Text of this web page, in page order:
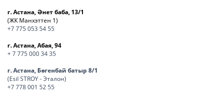
г. Астана, Әнет баба, 13/1
(ЖК Манхэттен 1)
+7 775 053 54 55
г. Астана, Абая, 94
+ 7 775 000 34 35
г. Астана, Бөгенбай батыр 8/1
(Esil STROY - Эталон)
+7 778 001 52 55